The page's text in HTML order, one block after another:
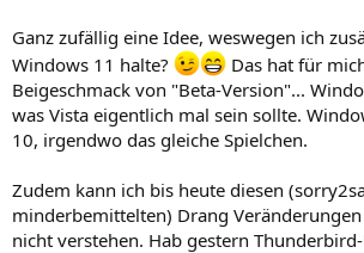
Ganz zufällig eine Idee, weswegen ich
Windows 11 halte?
Das hat für
Beigeschmack von "Beta-Version"...
was Vista eigentlich mal sein sollte.
10, irgendwo das gleiche Spielchen.
Zudem kann ich bis heute diesen
minderbemittelten) Drang
nicht verstehen. Hab gestern